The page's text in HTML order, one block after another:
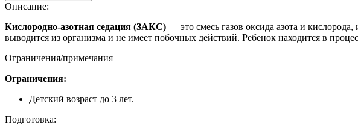
Описание:
Кислородно-азотная седация (ЗАКС) — это смесь газов оксида азота и
выводится из организма и не имеет побочных действий. Ребенок находится в
Ограничения/примечания
Ограничения:
Детский возраст до 3 лет.
Подготовка: